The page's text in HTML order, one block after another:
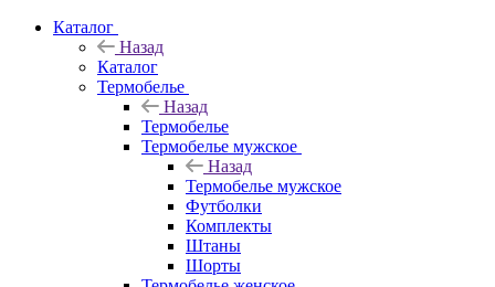
Каталог
Назад
Каталог
Термобелье
Назад
Термобелье
Термобелье мужское
Назад
Термобелье мужское
Футболки
Комплекты
Штаны
Шорты